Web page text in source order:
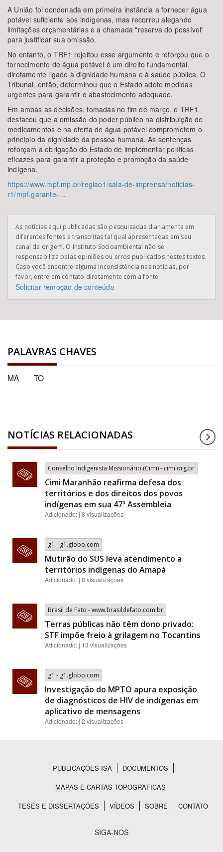
A União foi condenada em primeira instância a fornecer água
potável suficiente aos indígenas, mas recorreu alegando
limitações orçamentárias e a chamada "reserva do possível"
para justificar sua omissão.
No entanto, o TRF1 rejeitou esse argumento e reforçou que o
fornecimento de água potável é um direito fundamental,
diretamente ligado à dignidade humana e à saúde pública. O
Tribunal, então, determinou que o Estado adote medidas
urgentes para garantir o abastecimento adequado.
Em ambas as decisões, tomadas no fim de março, o TRF1
destacou que a omissão do poder público na distribuição de
medicamentos e na oferta de água potável comprometem o
princípio da dignidade da pessoa humana. As sentenças
reforçam a obrigação do Estado de implementar políticas
eficazes para garantir a proteção e promoção da saúde
indígena.
https://www.mpf.mp.br/regiao1/sala-de-imprensa/noticias-
r1/mpf-garante-…
As notícias aqui publicadas são pesquisadas diariamente em
diferentes fontes e transcritas tal qual apresentadas em seu
canal de origem. O Instituto Socioambiental não se
responsabiliza pelas opiniões ou erros publicados nestes textos.
Caso você encontre alguma inconsistência nas notícias, por
favor, entre em contato diretamente com a fonte.
Solicitar remoção de conteúdo
PALAVRAS CHAVES
MA TO
NOTÍCIAS RELACIONADAS
Conselho Indigenista Missionário (Cimi) - cimi.org.br
Cimi Maranhão reafirma defesa dos
territórios e dos direitos dos povos
indígenas em sua 47ª Assembleia
Adicionado: | 8 visualizações
g1 - g1.globo.com
Mutirão do SUS leva atendimento a
territórios indígenas do Amapá
Adicionado: | 8 visualizações
Brasil de Fato - www.brasildefato.com.br
Terras públicas não têm dono privado:
STF impõe freio à grilagem no Tocantins
Adicionado: | 13 visualizações
g1 - g1.globo.com
Investigação do MPTO apura exposição
de diagnósticos de HIV de indígenas em
aplicativo de mensagens
Adicionado: | 2 visualizações
Rodapé
PUBLICAÇÕES ISA
DOCUMENTOS
MAPAS E CARTAS TOPOGRAFICAS
TESES E DISSERTAÇÕES
VÍDEOS SOBRE CONTATO
SIGA-NOS